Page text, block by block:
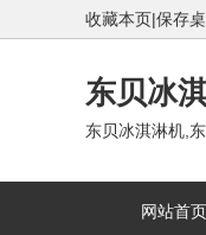
收藏本页|保存
东贝冰
东贝冰淇淋机,
网站首页